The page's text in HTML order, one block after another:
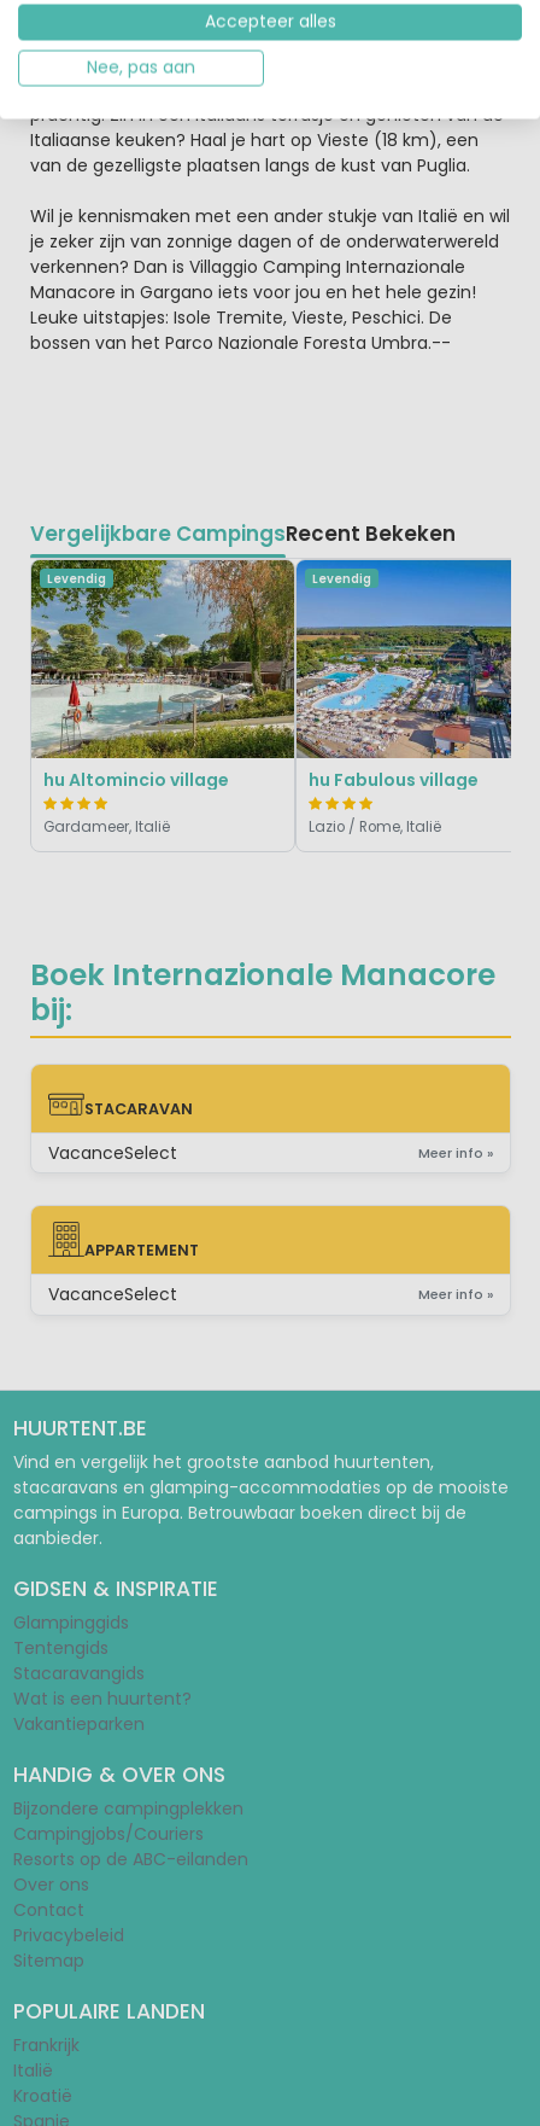
Boek Internazionale Manacore
bij:
STACARAVAN
STACARAVAN
VacanceSelect Meer info »
APPARTEMENT
APPARTEMENT
VacanceSelect Meer info »
ongerepte schoonheid in kristalhelder water; echt een
aanrader! Nog een advies: herten of wilde zwijnen
spotten tijdens je wandeling of fietstocht in het
nabijgelegen natuurpark Parco Nazionale Foresta Umbra;
prachtig. Zin in een Italiaans terrasje en genieten van de
Italiaanse keuken? Haal je hart op Vieste (18 km), een
van de gezelligste plaatsen langs de kust van Puglia.
Wil je kennismaken met een ander stukje van Italië en wil
je zeker zijn van zonnige dagen of de onderwaterwereld
verkennen? Dan is Villaggio Camping Internazionale
Manacore in Gargano iets voor jou en het hele gezin!
Leuke uitstapjes: Isole Tremite, Vieste, Peschici. De
bossen van het Parco Nazionale Foresta Umbra.--
Vergelijkbare CampingsRecent Bekeken
Levendig
hu Altomincio village
Gardameer, Italië
Levendig
hu Fabulous village
Lazio / Rome, Italië
HUURTENT.BE
Vind en vergelijk het grootste aanbod huurtenten,
stacaravans en glamping-accommodaties op de mooiste
campings in Europa. Betrouwbaar boeken direct bij de
aanbieder.
GIDSEN & INSPIRATIE
Glampinggids
Tentengids
Stacaravangids
Wat is een huurtent?
Vakantieparken
HANDIG & OVER ONS
Bijzondere campingplekken
Campingjobs/Couriers
Resorts op de ABC-eilanden
Over ons
Contact
Privacybeleid
Sitemap
POPULAIRE LANDEN
Frankrijk
Italië
Kroatië
Spanje
Accepteer alles
Nee, pas aan